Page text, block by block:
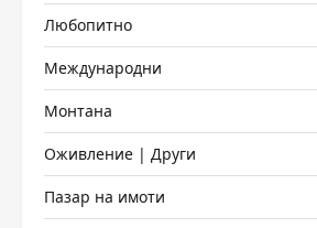
Любопитно
Международни
Монтана
Оживление | Други
Пазар на имоти